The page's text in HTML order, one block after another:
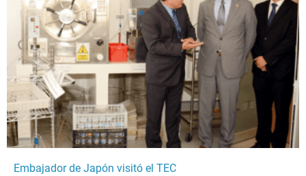
Embajador de Japón visitó el TEC